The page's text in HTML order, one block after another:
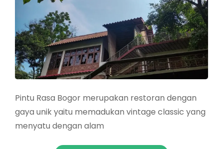
Pintu Rasa Bogor merupakan restoran dengan
gaya unik yaitu memadukan vintage classic yang
menyatu dengan alam